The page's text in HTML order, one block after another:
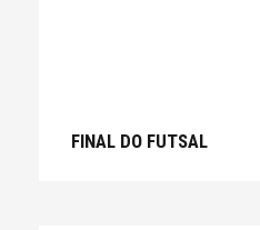
FINAL DO FUTSAL